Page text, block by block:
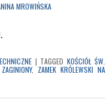
MROWIŃSKA
.
| TAGGED KOŚCIÓŁ ŚW.
, ZAMEK KRÓLEWSKI NA